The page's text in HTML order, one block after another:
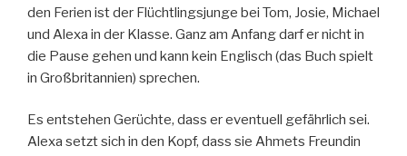
den Ferien ist der Flüchtlingsjunge bei Tom, Josie, Michael
und Alexa in der Klasse. Ganz am Anfang darf er nicht in
die Pause gehen und kann kein Englisch (das Buch spielt
in Großbritannien) sprechen.
Es entstehen Gerüchte, dass er eventuell gefährlich sei.
Alexa setzt sich in den Kopf, dass sie Ahmets Freundin